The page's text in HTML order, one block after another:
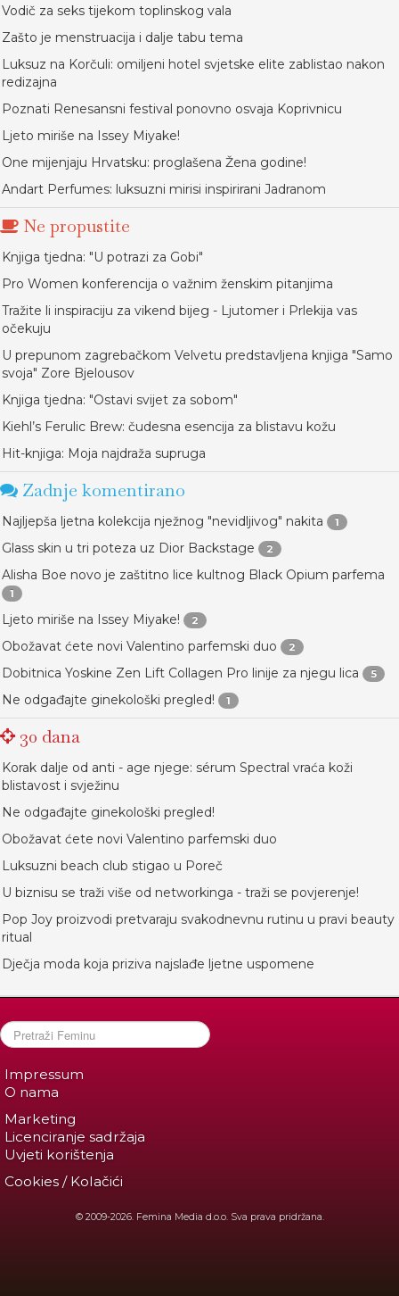
Vodič za seks tijekom toplinskog vala
Zašto je menstruacija i dalje tabu tema
Luksuz na Korčuli: omiljeni hotel svjetske elite zablistao nakon
redizajna
Poznati Renesansni festival ponovno osvaja Koprivnicu
Ljeto miriše na Issey Miyake!
One mijenjaju Hrvatsku: proglašena Žena godine!
Andart Perfumes: luksuzni mirisi inspirirani Jadranom
Ne propustite
Knjiga tjedna: "U potrazi za Gobi"
Pro Women konferencija o važnim ženskim pitanjima
Tražite li inspiraciju za vikend bijeg - Ljutomer i Prlekija vas
očekuju
U prepunom zagrebačkom Velvetu predstavljena knjiga "Samo
svoja" Zore Bjelousov
Knjiga tjedna: "Ostavi svijet za sobom"
Kiehl’s Ferulic Brew: čudesna esencija za blistavu kožu
Hit-knjiga: Moja najdraža supruga
Zadnje komentirano
Najljepša ljetna kolekcija nježnog "nevidljivog" nakita 1
Glass skin u tri poteza uz Dior Backstage 2
Alisha Boe novo je zaštitno lice kultnog Black Opium parfema
1
Ljeto miriše na Issey Miyake! 2
Obožavat ćete novi Valentino parfemski duo 2
Dobitnica Yoskine Zen Lift Collagen Pro linije za njegu lica 5
Ne odgađajte ginekološki pregled! 1
30 dana
Korak dalje od anti - age njege: sérum Spectral vraća koži
blistavost i svježinu
Ne odgađajte ginekološki pregled!
Obožavat ćete novi Valentino parfemski duo
Luksuzni beach club stigao u Poreč
U biznisu se traži više od networkinga - traži se povjerenje!
Pop Joy proizvodi pretvaraju svakodnevnu rutinu u pravi beauty
ritual
Dječja moda koja priziva najslađe ljetne uspomene
Impressum
O nama
Marketing
Licenciranje sadržaja
Uvjeti korištenja
Cookies / Kolačići
© 2009-2026. Femina Media d.o.o. Sva prava pridržana.